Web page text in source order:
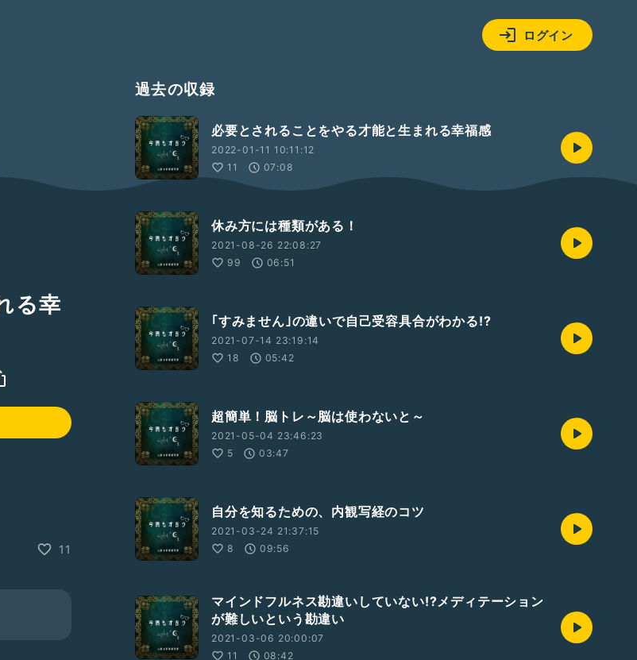
ログイン
る幸
11
過去の収録
必要とされることをやる才能と生まれる幸福感
2022-01-11 10:11:12
11
07:08
休み方には種類がある！
2021-08-26 22:08:27
99
06:51
｢すみません｣の違いで自己受容具合がわかる!?
2021-07-14 23:19:14
18
05:42
超簡単！脳トレ～脳は使わないと～
2021-05-04 23:46:23
5
03:47
自分を知るための、内観写経のコツ
2021-03-24 21:37:15
8
09:56
マインドフルネス勘違いしていない!?メディテーション
が難しいという勘違い
2021-03-06 20:00:07
11
08:42